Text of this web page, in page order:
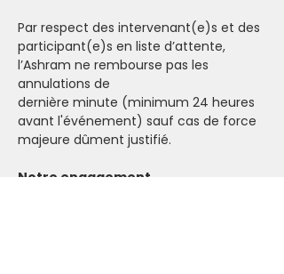
Par respect des intervenant(e)s et des
participant(e)s en liste d’attente,
l’Ashram ne rembourse pas les
annulations de
dernière minute (minimum 24 heures
avant l'événement) sauf cas de force
majeure dûment justifié.
Notre engagement